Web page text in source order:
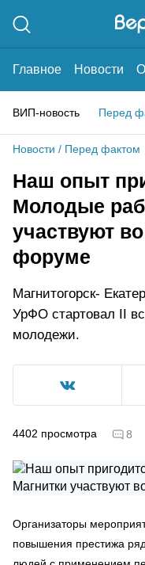
Главное Новости
ВИП-новость Перед
Новости / Перед фактом
Наш опыт
Молодые
участвуют
форуме
Магнитогорск-
УрФО стартовал II
молодежи.
4402 просмотра 8
Организаторы
повышения престижа